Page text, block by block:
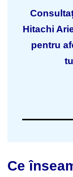
Hitachi
pentru
Ce